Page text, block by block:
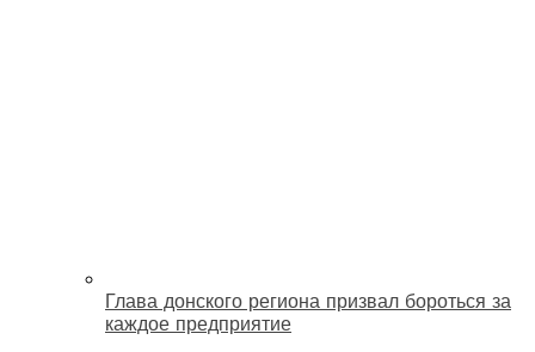
Глава донского региона призвал бороться за
каждое предприятие